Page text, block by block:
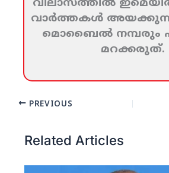
വിലാസത്തില്‍
വാര്‍ത്തകള്‍
മൊബൈല്‍ നമ്പരും
മറക്കരുത്‌.
PREVIOUS
Related Articles